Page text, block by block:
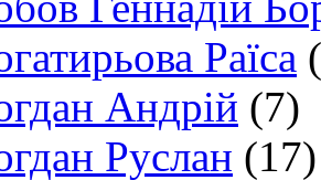
Раїса
Андрій (7)
Руслан (17)